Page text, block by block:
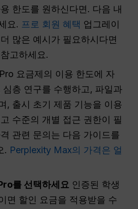
한도를 원하신다면. 다음 내
요. 프로 회원 혜택 업그레이
많은 예시가 필요하시다면
고하세요.
Pro 요금제의 이용 한도에 자
심층 연구를 수행하고, 파일과
, 출시 초기 제품 기능을 이용
수준의 개별 접근 권한이 필
관련 문의는 다음 가이드를
. Perplexity Max의 가격은 얼
를 선택하세요 인증된 학생
면 할인 요금을 적용받을 수